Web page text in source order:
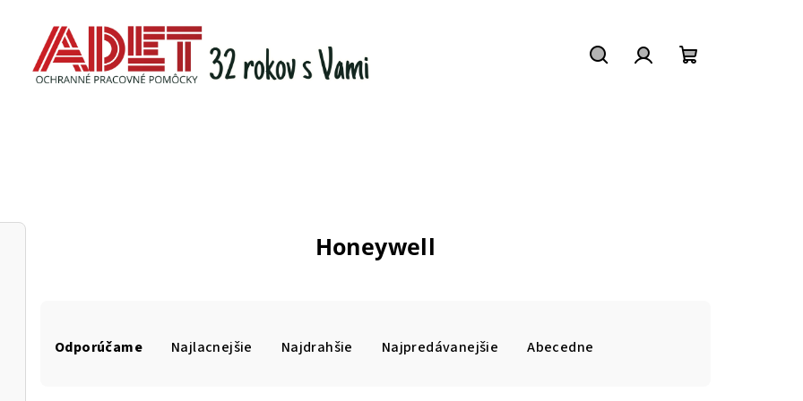
Honeywell
aOdporúčame Najlacnejšie Najdrahšie Najpredávanejšie Abecedne